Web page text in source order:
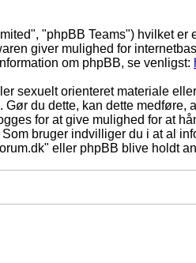
"phpBB Teams") hvilket
giver mulighed for
om phpBB, se venligst:
sexuelt orienteret materiale
du dette, kan dette medføre,
for at give mulighed for at
bruger indvilliger du i at al
eller phpBB blive holdt